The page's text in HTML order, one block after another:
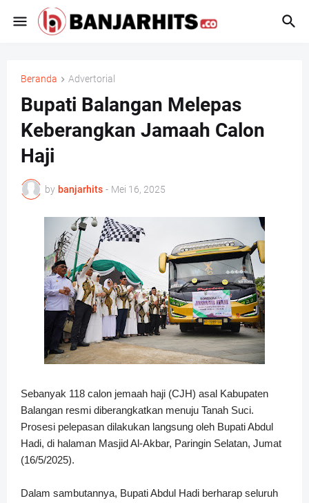
Beranda Advertorial
Bupati Balangan Melepas
Keberangkan Jamaah Calon
Haji
by banjarhits - Mei 16, 2025
Sebanyak 118 calon jemaah haji (CJH) asal Kabupaten
Balangan resmi diberangkatkan menuju Tanah Suci.
Prosesi pelepasan dilakukan langsung oleh Bupati Abdul
Hadi, di halaman Masjid Al-Akbar, Paringin Selatan, Jumat
(16/5/2025).
Dalam sambutannya, Bupati Abdul Hadi berharap seluruh